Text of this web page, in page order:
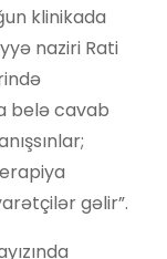
klinikada
naziri Rati
belə cavab
gəlir”.